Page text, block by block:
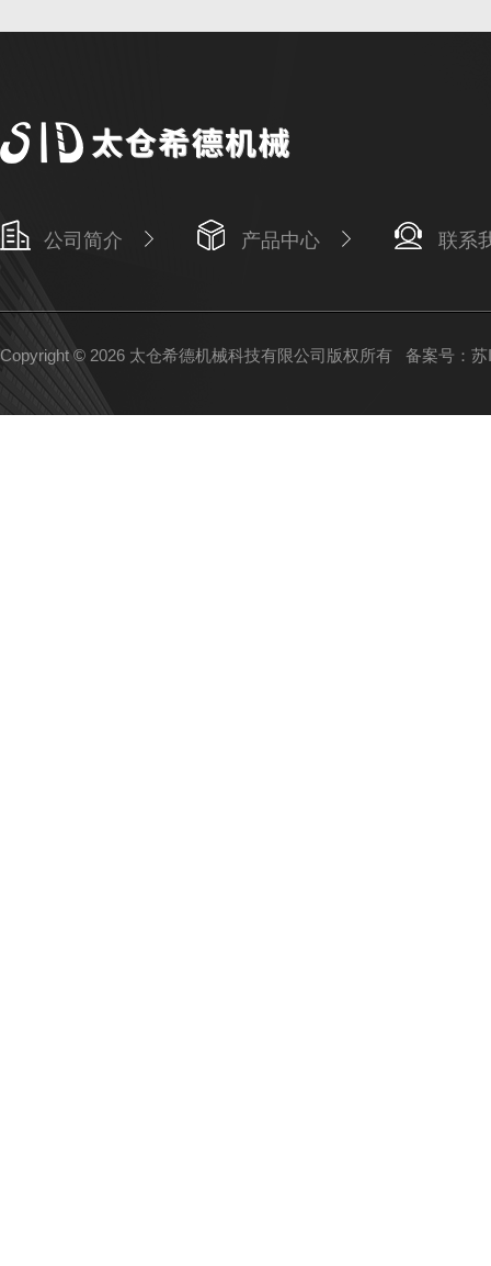
公司简介 产品中心 联系
Copyright © 2026 太仓希德机械科技有限公司版权所有 备案号：